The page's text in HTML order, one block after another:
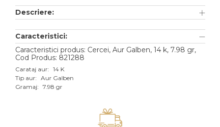
Aur alb
Aur roz
Aur mixt
Descriere:
Caracteristici:
Caracteristici produs: Cercei, Aur Galben, 14 k, 7.98 gr,
Cod Produs: 821288
Carataj aur: 14 K
Tip aur: Aur Galben
Gramaj: 7.98 gr